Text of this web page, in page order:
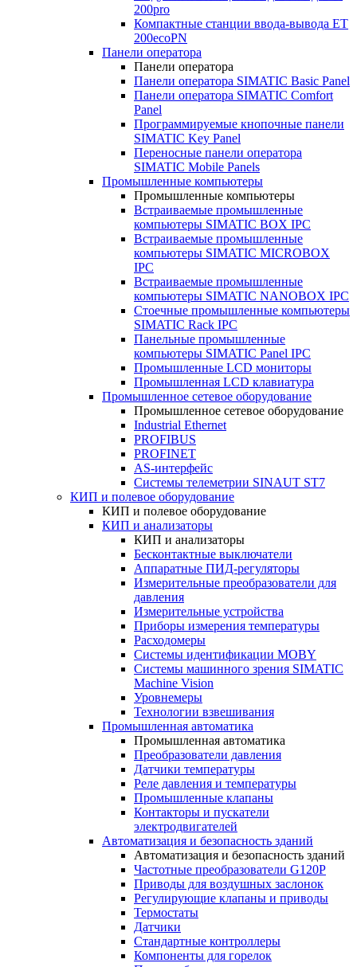
200pro
Компактные станции ввода-вывода ET
200ecoPN
Панели оператора
Панели оператора
Панели оператора SIMATIC Basic Panel
Панели оператора SIMATIC Comfort
Panel
Программируемые кнопочные панели
SIMATIC Key Panel
Переносные панели оператора
SIMATIC Mobile Panels
Промышленные компьютеры
Промышленные компьютеры
Встраиваемые промышленные
компьютеры SIMATIC BOX IPC
Встраиваемые промышленные
компьютеры SIMATIC MICROBOX
IPC
Встраиваемые промышленные
компьютеры SIMATIC NANOBOX IPC
Стоечные промышленные компьютеры
SIMATIC Rack IPC
Панельные промышленные
компьютеры SIMATIC Panel IPC
Промышленные LCD мониторы
Промышленная LCD клавиатура
Промышленное сетевое оборудование
Промышленное сетевое оборудование
Industrial Ethernet
PROFIBUS
PROFINET
AS-интерфейс
Системы телеметрии SINAUT ST7
КИП и полевое оборудование
КИП и полевое оборудование
КИП и анализаторы
КИП и анализаторы
Бесконтактные выключатели
Аппаратные ПИД-регуляторы
Измерительные преобразователи для
давления
Измерительные устройства
Приборы измерения температуры
Расходомеры
Системы идентификации MOBY
Системы машинного зрения SIMATIC
Machine Vision
Уровнемеры
Технологии взвешивания
Промышленная автоматика
Промышленная автоматика
Преобразователи давления
Датчики температуры
Реле давления и температуры
Промышленные клапаны
Контакторы и пускатели
электродвигателей
Автоматизация и безопасность зданий
Автоматизация и безопасность зданий
Частотные преобразователи G120P
Приводы для воздушных заслонок
Регулирующие клапаны и приводы
Термостаты
Датчики
Стандартные контроллеры
Компоненты для горелок